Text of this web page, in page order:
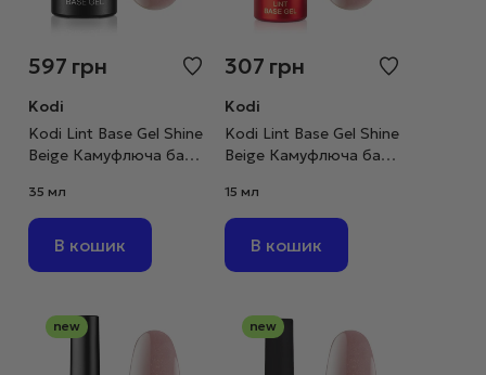
597 грн
Kodi
Kodi Lint Base Gel Shine
Beige Камуфлюча база
з шимером, 35 мл
35 мл
В кошик
307 грн
Kodi
Kodi Lint Base Gel Shine
Beige Камуфлюча база
з шимером, 15 мл
15 мл
В кошик
new new